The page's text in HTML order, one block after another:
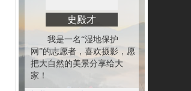
史殿才
我是一名“湿地保护
网”的志愿者，喜欢摄影，愿
把大自然的美景分享给大
家！